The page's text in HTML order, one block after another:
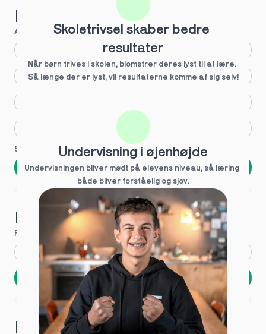
Hvilke behov?
Anbefalet til dig
Større skoleglæde
Se flere
Næste
Spring over
1 ud af 9 for at finde den rette tutor
Hvad hedder du?
Fornavn Efternavn
Næste
Opbevares sikkert - oplysninger deles aldrig
1 ud af 9 for at finde den rette tutor
Hvordan kontakter vi dig?
Skoletrivsel skaber bedre
resultater
Når børn trives i skolen, blomstrer deres lyst til at lære.
Så længe der er lyst, vil resultaterne komme af sig selv!
Undervisning i øjenhøjde
Undervisningen bliver mødt på elevens niveau, så læring
både bliver forståelig og sjov.